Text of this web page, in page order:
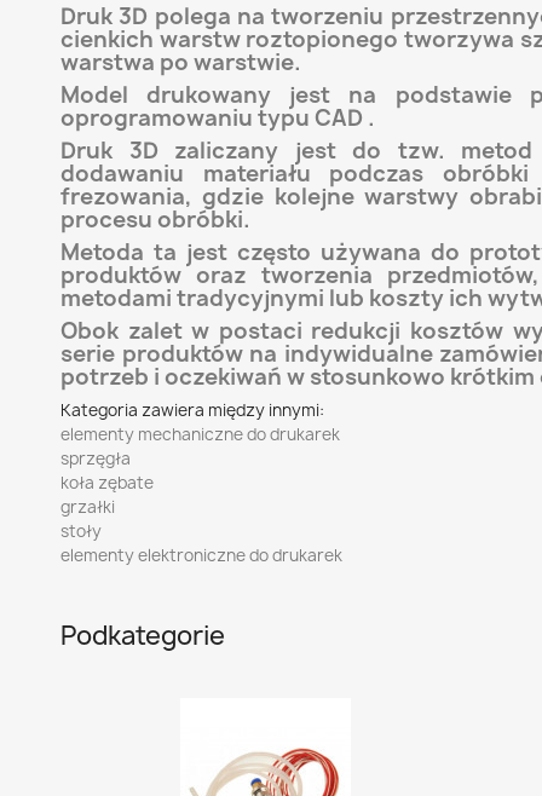
Druk 3D polega na tworzeniu
cienkich warstw roztopionego tworzywa
warstwa po warstwie.
Model drukowany jest na podstawie
oprogramowaniu typu CAD .
Druk 3D zaliczany jest do tzw.
dodawaniu materiału podczas
frezowania, gdzie kolejne warstwy
procesu obróbki.
Metoda ta jest często używana do
produktów oraz tworzenia
metodami tradycyjnymi lub koszty ich
Obok zalet w postaci redukcji kosztów
serie produktów na indywidualne
potrzeb i oczekiwań w stosunkowo krótkim
Kategoria zawiera między innymi:
elementy mechaniczne do drukarek
sprzęgła
koła zębate
grzałki
stoły
elementy elektroniczne do drukarek
Podkategorie